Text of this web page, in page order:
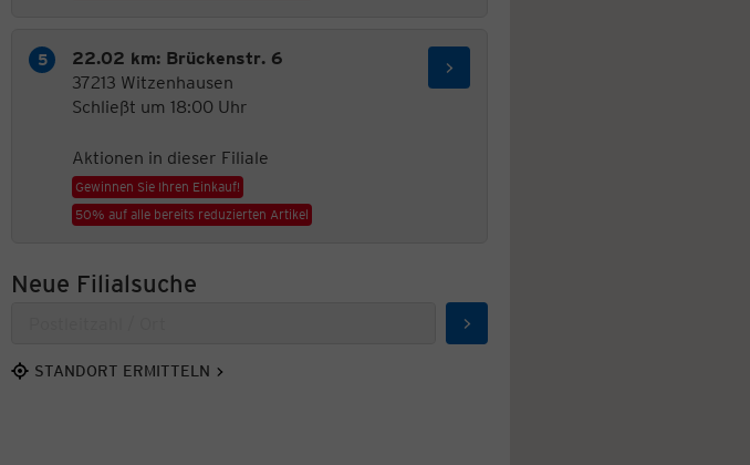
22.02 km: Brückenstr. 6
37213 Witzenhausen
Schließt um 18:00 Uhr
Aktionen in dieser Filiale
Gewinnen Sie Ihren Einkauf!
50% auf alle bereits reduzierten Artikel
Neue Filialsuche
Suchen
STANDORT ERMITTELN